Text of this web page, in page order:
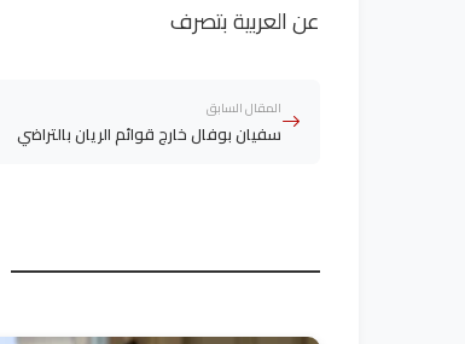
عن العربية بتصرف
المقال السابق
سفيان بوفال خارج قوائم الريان بالتراضي